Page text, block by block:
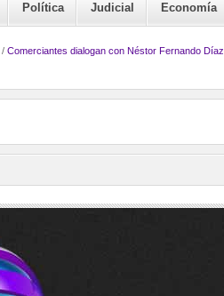
Política Judicial Economía
/ Comerciantes dialogan con Néstor Fernando Díaz